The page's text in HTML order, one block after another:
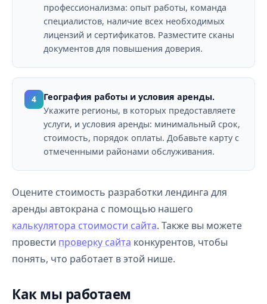
профессионализма: опыт работы, команда
специалистов, наличие всех необходимых
лицензий и сертификатов. Разместите сканы
документов для повышения доверия.
4
География работы и условия аренды.
Укажите регионы, в которых предоставляете
услуги, и условия аренды: минимальный срок,
стоимость, порядок оплаты. Добавьте карту с
отмеченными районами обслуживания.
Оцените стоимость разработки лендинга для
аренды автокрана с помощью нашего
калькулятора стоимости сайта. Также вы можете
провести проверку сайта конкурентов, чтобы
понять, что работает в этой нише.
Как мы работаем